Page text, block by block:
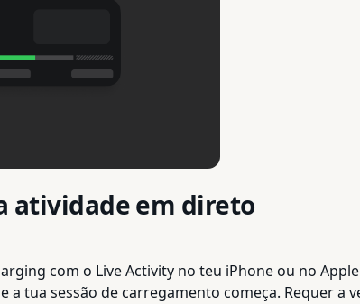
atividade em direto
com o Live Activity no teu iPhone ou no
tua sessão de carregamento começa. Requer a